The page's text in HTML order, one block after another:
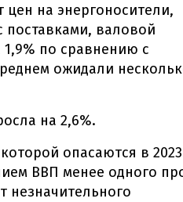
цен на энергоносители,
валовой
по сравнению с
ожидали
на 2,6%.
опасаются в 2023
ВВП менее одного
незначительного